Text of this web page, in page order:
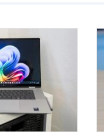
từ thị trường.